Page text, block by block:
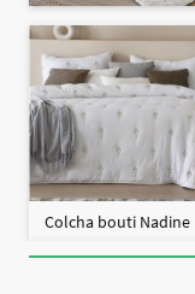
Colcha bouti Nadine